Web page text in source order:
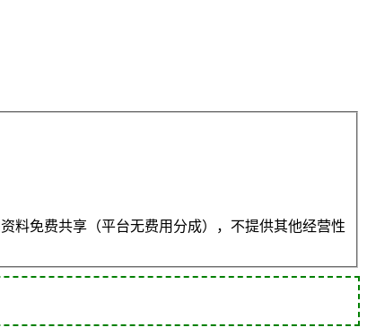
料免费共享（平台无费用分成），不提供其他经营性